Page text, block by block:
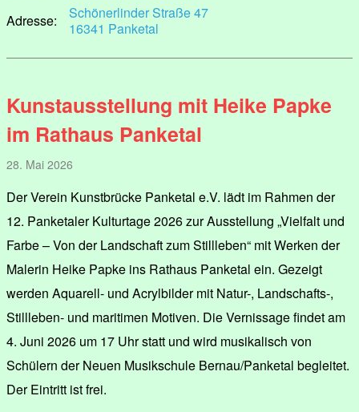
Adresse:
Schönerlinder Straße 47
16341 Panketal
Kunstausstellung mit Heike Papke
im Rathaus Panketal
28. Mai 2026
Der Verein Kunstbrücke Panketal e.V. lädt im Rahmen der
12. Panketaler Kulturtage 2026 zur Ausstellung „Vielfalt und
Farbe – Von der Landschaft zum Stillleben“ mit Werken der
Malerin Heike Papke ins Rathaus Panketal ein. Gezeigt
werden Aquarell- und Acrylbilder mit Natur-, Landschafts-,
Stillleben- und maritimen Motiven. Die Vernissage findet am
4. Juni 2026 um 17 Uhr statt und wird musikalisch von
Schülern der Neuen Musikschule Bernau/Panketal begleitet.
Der Eintritt ist frei.